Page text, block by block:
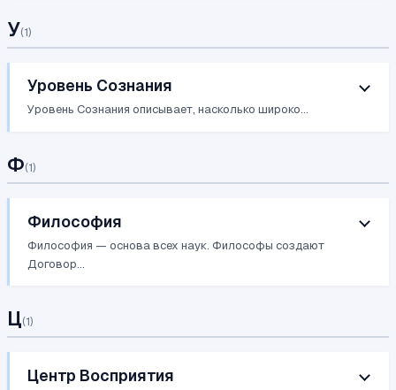
У(1)
Уровень Сознания
Уровень Сознания описывает, насколько широко...
Ф(1)
Философия
Философия — основа всех наук. Философы создают
Договор...
Ц(1)
Центр Восприятия